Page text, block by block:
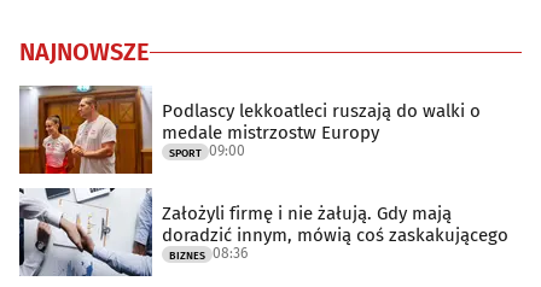
NAJNOWSZE
Podlascy lekkoatleci ruszają do walki o
medale mistrzostw Europy
SPORT 09:00
Założyli firmę i nie żałują. Gdy mają
doradzić innym, mówią coś zaskakującego
BIZNES 08:36